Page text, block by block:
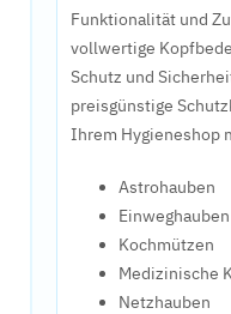
Funktionalität und
vollwertige
Schutz und
preisgünstige
Ihrem Hygieneshop
Astrohauben
Einweghauben
Kochmützen
Medizinische
Netzhauben